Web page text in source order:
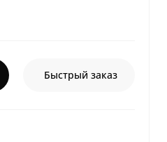
Быстрый заказ